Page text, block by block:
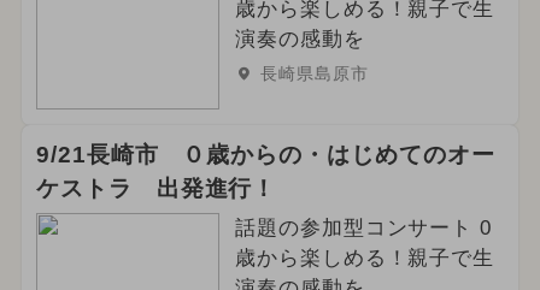
歳から楽しめる！親子で生
演奏の感動を
長崎県島原市
9/21長崎市 ０歳からの・はじめてのオー
ケストラ 出発進行！
話題の参加型コンサート 0
歳から楽しめる！親子で生